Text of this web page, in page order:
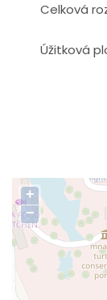
Celková
Úžitková
+
−